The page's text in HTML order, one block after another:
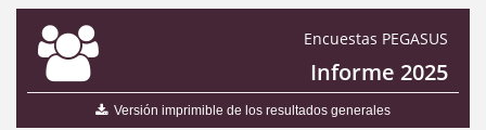
Encuestas PEGASUS
Informe 2025
Versión imprimible de los resultados generales